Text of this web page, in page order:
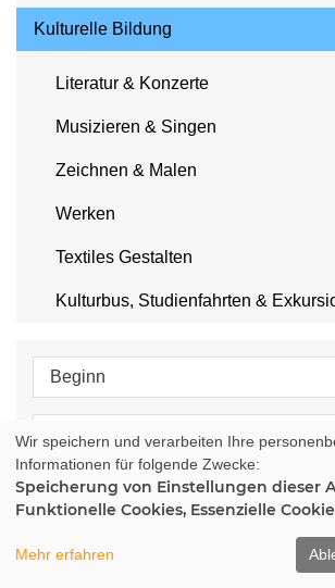
Kulturelle Bildung
Literatur & Konzerte
Musizieren & Singen
Zeichnen & Malen
Werken
Textiles Gestalten
Kulturbus, Studienfahrten &
Beginn
Ort
Wochentage
Zeitraum
Wir speichern und verarbeiten Ihre
Informationen für folgende Zwecke:
Speicherung von Einstellungen dieser
Funktionelle Cookies, Essenzielle
Mehr erfahren